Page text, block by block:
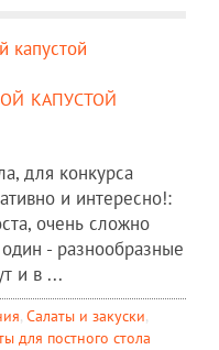
капустой
для конкурса
и интересно!:
очень сложно
- разнообразные
и в ...
, Салаты и закуски,
для постного стола